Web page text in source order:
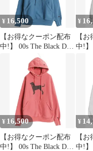
ッチ 緑
¥ 16,500
【お得なクーポン配布
中!】 00s The Black Dog
ドッグ プリント スウェ
ット フード パーカー
メンズ レディース S /
オールド ヘビーウェイ
ト 犬 裏起毛 トレーナ
¥
【
中!】
ド
ス
ィ
毛
タ
¥ 16,500
【お得なクーポン配布
中!】 00s The Black Dog
¥
【
中!】